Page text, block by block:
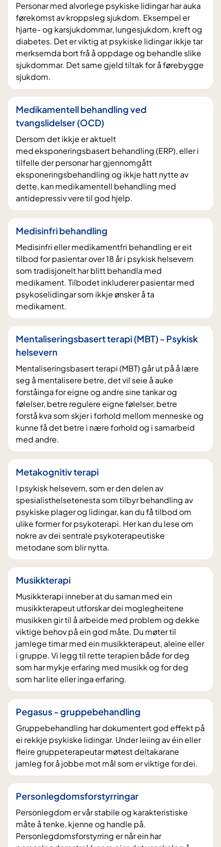
Personar med alvorlege psykiske lidingar har auka
førekomst av kroppsleg sjukdom. Eksempel er
hjarte- og karsjukdommar, lungesjukdom, kreft og
diabetes. Det er viktig at psykiske lidingar ikkje tar
merksemda bort frå å oppdage og behandle slike
sjukdommar. Det same gjeld tiltak for å førebygge
sjukdom.
Medikamentell behandling ved
tvangslidelser (OCD)
Dersom det ikkje er aktuelt
med eksponeringsbasert behandling (ERP), eller i
tilfelle der personar har gjennomgått
eksponeringsbehandling og ikkje hatt nytte av
dette, kan medikamentell behandling med
antidepressiv vere til god hjelp.
Medisinfri behandling
Medisinfri eller medikamentfri behandling er eit
tilbod for pasientar over 18 år i psykisk helsevern
som tradisjonelt har blitt behandla med
medikament. Tilbodet inkluderer pasientar med
psykoselidingar som ikkje ønsker å ta
medikament.
Mentaliseringsbasert terapi (MBT) - Psykisk
helsevern
Mentaliseringsbasert terapi (MBT) går ut på å lære
seg å mentalisere betre, det vil seie å auke
forståinga for eigne og andre sine tankar og
følelser, betre regulere eigne følelser, betre
forstå kva som skjer i forhold mellom menneske og
kunne få det betre i nære forhold og i samarbeid
med andre.
Metakognitiv terapi
I psykisk helsevern, som er den delen av
spesialisthelsetenesta som tilbyr behandling av
psykiske plager og lidingar, kan du få tilbod om
ulike former for psykoterapi. Her kan du lese om
nokre av dei sentrale psykoterapeutiske
metodane som blir nytta.
Musikkterapi
Musikkterapi inneber at du saman med ein
musikkterapeut utforskar dei moglegheitene
musikken gir til å arbeide med problem og dekke
viktige behov på ein god måte. Du møter til
jamlege timar med ein musikkterapeut, aleine eller
i gruppe. Vi legg til rette terapien både for deg
som har mykje erfaring med musikk og for deg
som har lite eller inga erfaring.
Pegasus - gruppebehandling
Gruppebehandling har dokumentert god effekt på
ei rekkje psykiske lidingar. Under leiing av éin eller
fleire gruppeterapeutar møtest deltakarane
jamleg for å jobbe mot mål som er viktige for dei.
Personlegdomsforstyrringar
Personlegdom er vår stabile og karakteristiske
måte å tenke, kjenne og handle på.
Personlegdomsforstyrring er når ein har